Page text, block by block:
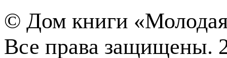
© Дом книги
Все права защищены.